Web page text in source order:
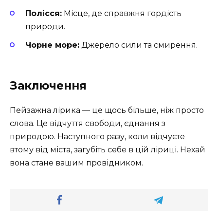
Полісся: Місце, де справжня гордість
природи.
Чорне море: Джерело сили та смирення.
Заключення
Пейзажна лірика — це щось більше, ніж просто
слова. Це відчуття свободи, єднання з
природою. Наступного разу, коли відчуєте
втому від міста, загубіть себе в цій ліриці. Нехай
вона стане вашим провідником.